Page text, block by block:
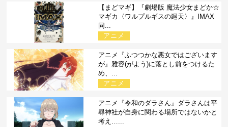
【まどマギ】『劇場版 魔法少女まどか☆
マギカ〈ワルプルギスの廻天〉』IMAX
同...
アニメ
アニメ『ふつつかな悪女ではございます
が』雅容(がよう)に落とし前をつけるた
め、...
アニメ
アニメ『令和のダラさん』ダラさんは平
尋神社が自身に関わる場所ではないかと
考え…...